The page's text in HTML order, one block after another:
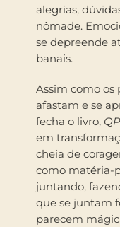
alegrias,
nômade.
se depreende
banais.
Assim como os
afastam e se
fecha o livro, QP
em
cheia de
como matéria-
juntando,
que se juntam
parecem